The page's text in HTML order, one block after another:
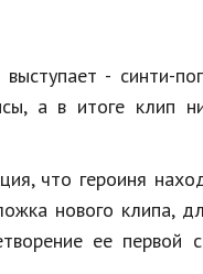
- синти-
а в итоге клип
что героиня
нового клипа,
ее первой